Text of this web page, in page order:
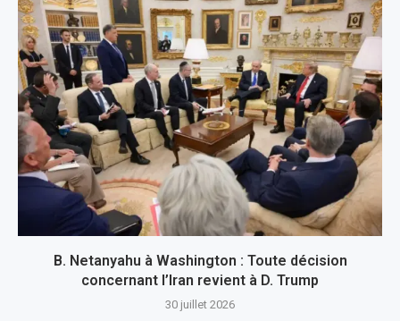
B. Netanyahu à Washington : Toute décision
concernant l’Iran revient à D. Trump
30 juillet 2026